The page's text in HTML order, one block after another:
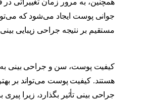
جوانی پوست ایجاد می‌شود که
مستقیم بر نتیجه جراحی زیبایی
کیفیت پوست، سن و جراحی بینی
هستند. کیفیت پوست می‌تواند بر
جراحی بینی تأثیر بگذارد، زیرا پیری